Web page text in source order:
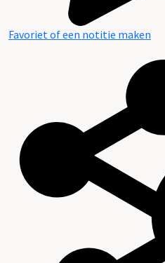
Favoriet of een notitie maken